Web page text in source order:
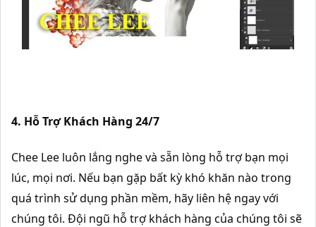
4. Hỗ Trợ Khách Hàng 24/7
Chee Lee luôn lắng nghe và sẵn lòng hỗ trợ bạn mọi
lúc, mọi nơi. Nếu bạn gặp bất kỳ khó khăn nào trong
quá trình sử dụng phần mềm, hãy liên hệ ngay với
chúng tôi. Đội ngũ hỗ trợ khách hàng của chúng tôi sẽ